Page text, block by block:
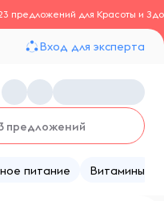
предложений для Красоты и
Вход для эксперта
питание Витамины